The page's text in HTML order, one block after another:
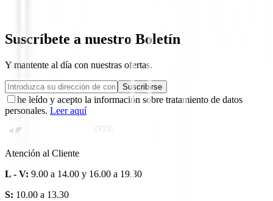
Suscríbete a nuestro Boletín
Y mantente al día con nuestras ofertas.
Suscribirse
he leído y acepto la información sobre tratamiento de datos
personales. Leer aquí
Atención al Cliente
L - V: 9.00 a 14.00 y 16.00 a 19.30
S: 10.00 a 13.30